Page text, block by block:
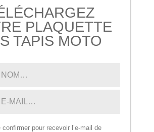
PLAQUETTE
TAPIS MOTO
confirmer pour recevoir l’e-mail de